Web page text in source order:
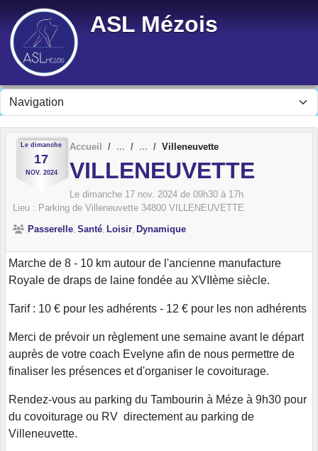
ASL Mézois
Le dimanche
17
NOV. 2024
Accueil Villeneuvette
VILLENEUVETTE
Le dimanche 17 nov. 2024 de 09h30 à 17h
Lieu : Parking de Villeneuvette 34800 VILLENEUVETTE
Passerelle Santé Loisir Dynamique
Marche de 8 - 10 km autour de l'ancienne manufacture
Royale de draps de laine fondée au XVIIème siècle.
Tarif : 10 € pour les adhérents - 12 € pour les non adhérents
Merci de prévoir un règlement une semaine avant le départ
auprès de votre coach Evelyne afin de nous permettre de
finaliser les présences et d'organiser le covoiturage.
Rendez-vous au parking du Tambourin à Méze à 9h30 pour
du covoiturage ou RV directement au parking de
Villeneuvette.
Panneau de gestion des cookies